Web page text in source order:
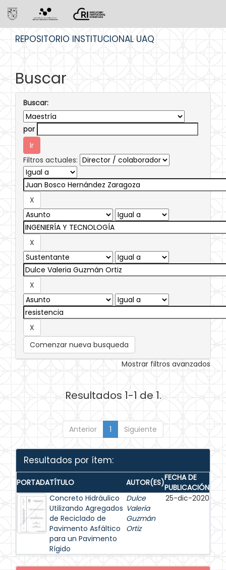
REPOSITORIO INSTITUCIONAL UAQ
Buscar
Buscar:
por
Filtros actuales:
Comenzar nueva busqueda
Mostrar filtros avanzados
Resultados 1-1 de 1.
Anterior 1 Siguiente
Resultados por ítem:
PORTADATÍTULO AUTOR(ES)FECHA DE
PUBLICACIÓN
Concreto Hidráulico
Utilizando Agregados
de Reciclado de
Pavimento Asfáltico
para un Pavimento
Rígido
Dulce
Valeria
Guzmán
Ortiz
25-dic-2020